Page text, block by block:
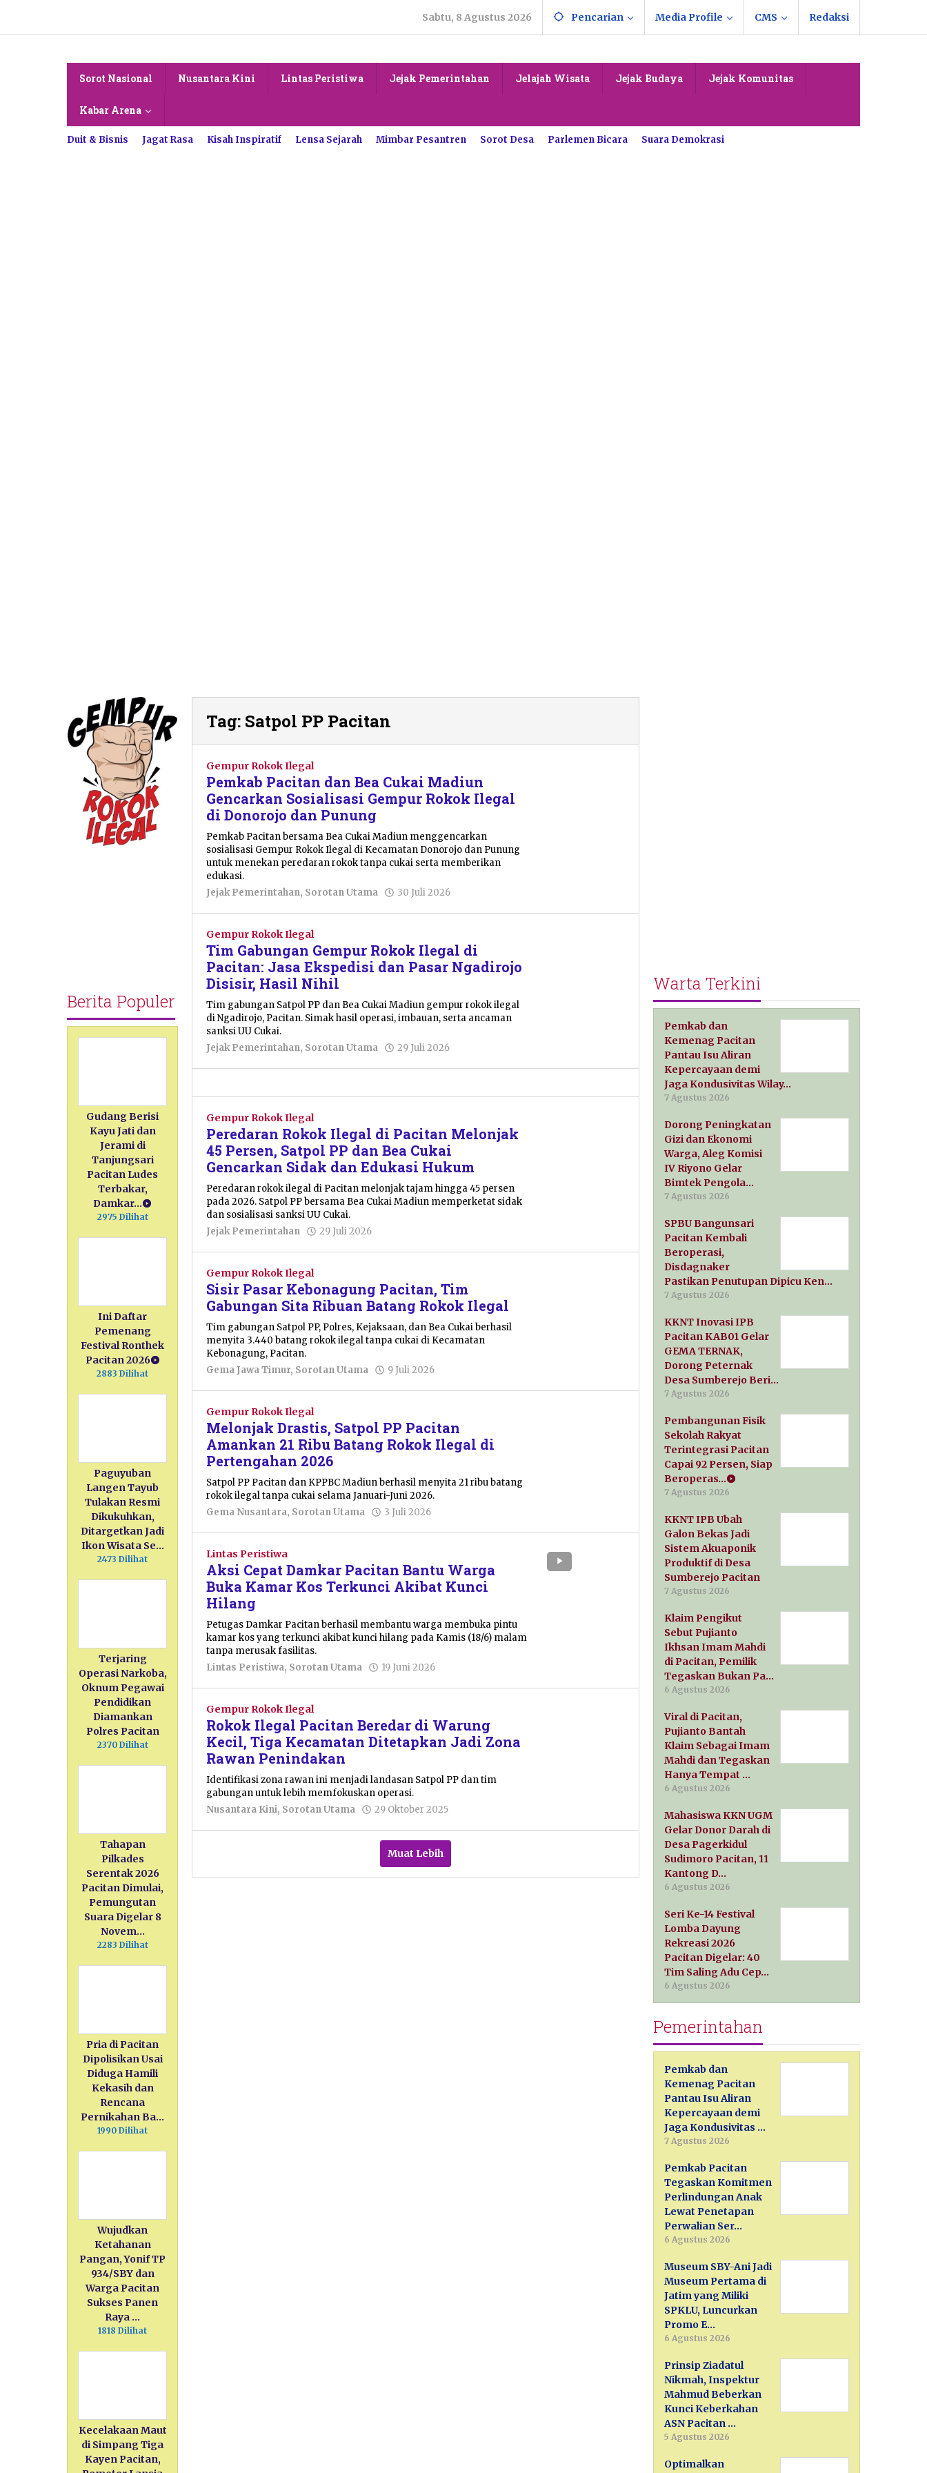
konten
Sabtu, 8 Agustus 2026 Pencarian Media Profile CMS Redaksi
Sorot Nasional Nusantara Kini Lintas Peristiwa Jejak Pemerintahan Jelajah Wisata Jejak Budaya Jejak Komunitas
Kabar Arena
Duit & Bisnis Jagat Rasa Kisah Inspiratif Lensa Sejarah Mimbar Pesantren Sorot Desa Parlemen Bicara Suara Demokrasi
Berita Populer
Gudang Berisi
Kayu Jati dan
Jerami di
Tanjungsari
Pacitan Ludes
Terbakar,
Damkar…
2975 Dilihat
Ini Daftar
Pemenang
Festival Ronthek
Pacitan 2026
2883 Dilihat
Paguyuban
Langen Tayub
Tulakan Resmi
Dikukuhkan,
Ditargetkan Jadi
Ikon Wisata Se…
2473 Dilihat
Terjaring
Operasi Narkoba,
Oknum Pegawai
Pendidikan
Diamankan
Polres Pacitan
2370 Dilihat
Tahapan
Pilkades
Serentak 2026
Pacitan Dimulai,
Pemungutan
Suara Digelar 8
Novem…
2283 Dilihat
Pria di Pacitan
Dipolisikan Usai
Diduga Hamili
Kekasih dan
Rencana
Pernikahan Ba…
1990 Dilihat
Wujudkan
Ketahanan
Pangan, Yonif TP
934/SBY dan
Warga Pacitan
Sukses Panen
Raya …
1818 Dilihat
Kecelakaan Maut
di Simpang Tiga
Kayen Pacitan,
Tag: Satpol PP Pacitan
Gempur Rokok Ilegal
Pemkab Pacitan dan Bea Cukai Madiun
Gencarkan Sosialisasi Gempur Rokok Ilegal
di Donorojo dan Punung
Pemkab Pacitan bersama Bea Cukai Madiun menggencarkan
sosialisasi Gempur Rokok Ilegal di Kecamatan Donorojo dan Punung
untuk menekan peredaran rokok tanpa cukai serta memberikan
edukasi.
Jejak Pemerintahan, Sorotan Utama 30 Juli 2026
Tondo
Gempur Rokok Ilegal
Tim Gabungan Gempur Rokok Ilegal di
Pacitan: Jasa Ekspedisi dan Pasar Ngadirojo
Disisir, Hasil Nihil
Tim gabungan Satpol PP dan Bea Cukai Madiun gempur rokok ilegal
di Ngadirojo, Pacitan. Simak hasil operasi, imbauan, serta ancaman
sanksi UU Cukai.
Jejak Pemerintahan, Sorotan Utama 29 Juli 2026
Tondo
Gempur Rokok Ilegal
Peredaran Rokok Ilegal di Pacitan Melonjak
45 Persen, Satpol PP dan Bea Cukai
Gencarkan Sidak dan Edukasi Hukum
Peredaran rokok ilegal di Pacitan melonjak tajam hingga 45 persen
pada 2026. Satpol PP bersama Bea Cukai Madiun memperketat sidak
dan sosialisasi sanksi UU Cukai.
Jejak Pemerintahan
29 Juli 2026
Tondo
Gempur Rokok Ilegal
Sisir Pasar Kebonagung Pacitan, Tim
Gabungan Sita Ribuan Batang Rokok Ilegal
Tim gabungan Satpol PP, Polres, Kejaksaan, dan Bea Cukai berhasil
menyita 3.440 batang rokok ilegal tanpa cukai di Kecamatan
Kebonagung, Pacitan.
Gema Jawa Timur, Sorotan Utama 9 Juli 2026
Tondo
Gempur Rokok Ilegal
Melonjak Drastis, Satpol PP Pacitan
Amankan 21 Ribu Batang Rokok Ilegal di
Pertengahan 2026
Satpol PP Pacitan dan KPPBC Madiun berhasil menyita 21 ribu batang
rokok ilegal tanpa cukai selama Januari-Juni 2026.
Gema Nusantara, Sorotan Utama 3 Juli 2026
Tondo
Lintas Peristiwa
Aksi Cepat Damkar Pacitan Bantu Warga
Buka Kamar Kos Terkunci Akibat Kunci
Hilang
Petugas Damkar Pacitan berhasil membantu warga membuka pintu
kamar kos yang terkunci akibat kunci hilang pada Kamis (18/6) malam
tanpa merusak fasilitas.
Lintas Peristiwa, Sorotan Utama 19 Juni 2026
Gempur Rokok Ilegal
Rokok Ilegal Pacitan Beredar di Warung
Kecil, Tiga Kecamatan Ditetapkan Jadi Zona
Rawan Penindakan
Identifikasi zona rawan ini menjadi landasan Satpol PP dan tim
gabungan untuk lebih memfokuskan operasi.
Nusantara Kini, Sorotan Utama 29 Oktober 2025
Azizah
Muat Lebih
Warta Terkini
Pemkab dan
Kemenag Pacitan
Pantau Isu Aliran
Kepercayaan demi
Jaga Kondusivitas Wilay…
7 Agustus 2026
Dorong Peningkatan
Gizi dan Ekonomi
Warga, Aleg Komisi
IV Riyono Gelar
Bimtek Pengola…
7 Agustus 2026
SPBU Bangunsari
Pacitan Kembali
Beroperasi,
Disdagnaker
Pastikan Penutupan Dipicu Ken…
7 Agustus 2026
KKNT Inovasi IPB
Pacitan KAB01 Gelar
GEMA TERNAK,
Dorong Peternak
Desa Sumberejo Beri…
7 Agustus 2026
Pembangunan Fisik
Sekolah Rakyat
Terintegrasi Pacitan
Capai 92 Persen, Siap
Beroperas…
7 Agustus 2026
KKNT IPB Ubah
Galon Bekas Jadi
Sistem Akuaponik
Produktif di Desa
Sumberejo Pacitan
7 Agustus 2026
Klaim Pengikut
Sebut Pujianto
Ikhsan Imam Mahdi
di Pacitan, Pemilik
Tegaskan Bukan Pa…
6 Agustus 2026
Viral di Pacitan,
Pujianto Bantah
Klaim Sebagai Imam
Mahdi dan Tegaskan
Hanya Tempat …
6 Agustus 2026
Mahasiswa KKN UGM
Gelar Donor Darah di
Desa Pagerkidul
Sudimoro Pacitan, 11
Kantong D…
6 Agustus 2026
Seri Ke-14 Festival
Lomba Dayung
Rekreasi 2026
Pacitan Digelar: 40
Tim Saling Adu Cep…
6 Agustus 2026
Pemerintahan
Pemkab dan
Kemenag Pacitan
Pantau Isu Aliran
Kepercayaan demi
Jaga Kondusivitas …
7 Agustus 2026
Pemkab Pacitan
Tegaskan Komitmen
Perlindungan Anak
Lewat Penetapan
Perwalian Ser…
6 Agustus 2026
Museum SBY-Ani Jadi
Museum Pertama di
Jatim yang Miliki
SPKLU, Luncurkan
Promo E…
6 Agustus 2026
Prinsip Ziadatul
Nikmah, Inspektur
Mahmud Beberkan
Kunci Keberkahan
ASN Pacitan …
5 Agustus 2026
Optimalkan